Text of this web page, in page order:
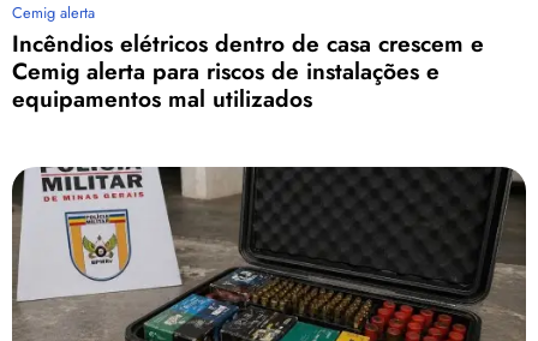
Cemig alerta
Incêndios elétricos dentro de casa crescem e
Cemig alerta para riscos de instalações e
equipamentos mal utilizados